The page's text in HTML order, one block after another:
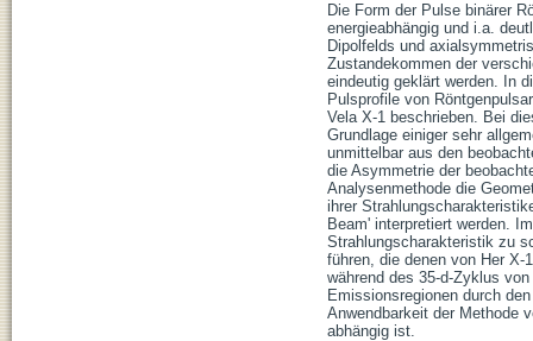
Die Form der Pulse binärer
energieabhängig und i.a.
Dipolfelds und
Zustandekommen der
eindeutig geklärt werden. In
Pulsprofile von
Vela X-1 beschrieben. Bei
Grundlage einiger sehr
unmittelbar aus den
die Asymmetrie der
Analysenmethode die
ihrer
Beam' interpretiert werden.
Strahlungscharakteristik zu
führen, die denen von Her
während des 35-d-Zyklus
Emissionsregionen durch
Anwendbarkeit der Methode
abhängig ist.